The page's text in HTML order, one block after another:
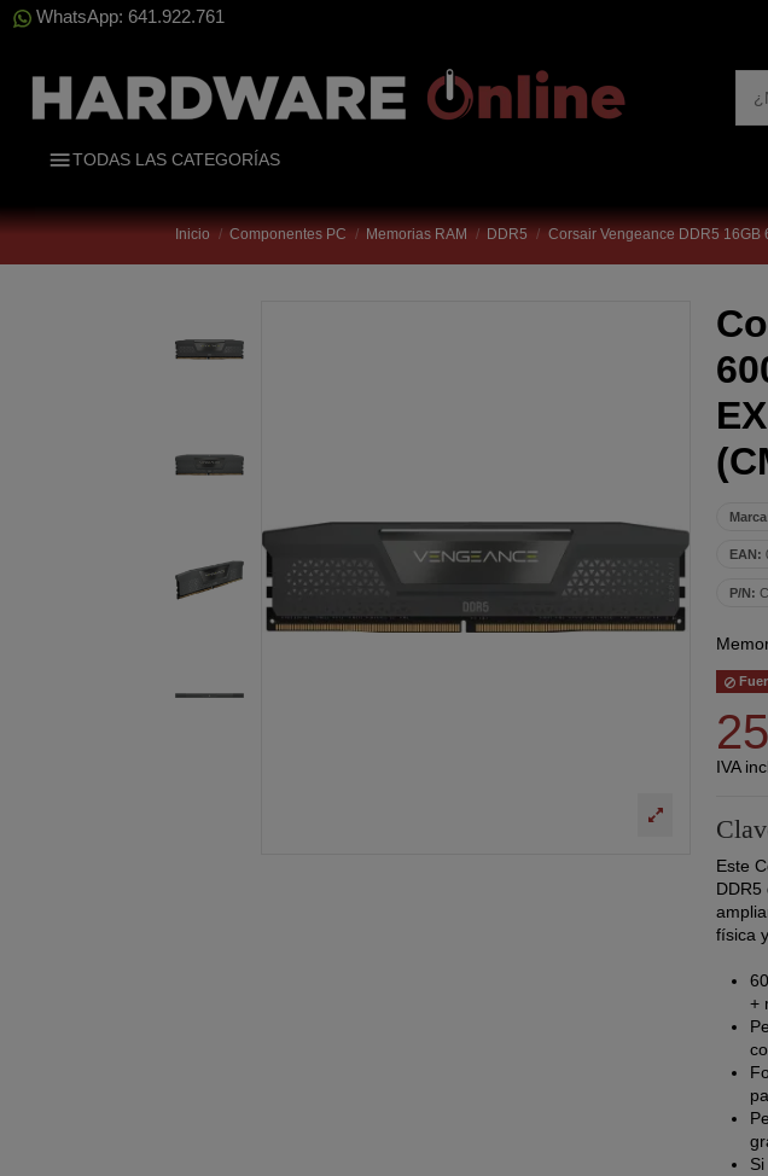
WhatsApp: 641.922.761
TODAS LAS CATEGORÍAS
Inicio Componentes PC Memorias RAM DDR5 Corsair Vengeance DDR5 16GB
EAN:
P/N:
IVA
Este
DDR5
física
+